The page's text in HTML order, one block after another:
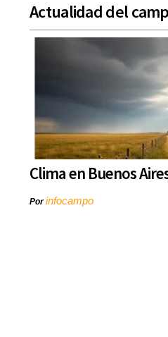
Actualidad del
Clima en Buenos
Porinfocampo